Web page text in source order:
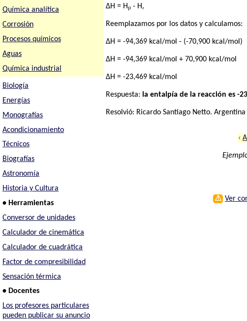
Química analítica
Corrosión
Procesos químicos
Aguas
Química industrial
Biología
Energías
Monografías
Acondicionamiento
Técnicos
Biografías
Astronomía
Historia y Cultura
• Herramientas
Conversor de unidades
Calculador de cinemática
Calculador de cuadrática
Factor de compresibilidad
Sensación térmica
• Docentes
Los profesores particulares
pueden publicar su anuncio
ΔH = Hₚ - Hᵣ
Reemplazamos por los datos y calculamos:
ΔH = -94,369 kcal/mol - (-70,900 kcal/mol)
ΔH = -94,369 kcal/mol + 70,900 kcal/mol
ΔH = -23,469 kcal/mol
Respuesta: la entalpía de la reacción es -
Resolvió: Ricardo Santiago Netto. Argentina
‹
⚠ Ver